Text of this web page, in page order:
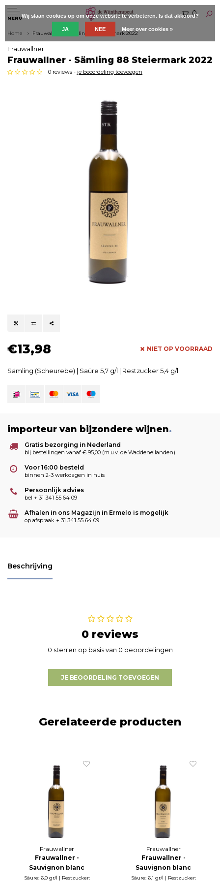
MENU
0
Home Frauwallner - Sämling 88 Steiermark 2022
Frauwallner
Frauwallner - Sämling 88 Steiermark 2022
0 reviews - je beoordeling toevoegen
€13,98 NIET OP VOORRAAD
Sämling (Scheurebe) | Saüre 5,7 g/l | Restzucker 5,4 g/l
importeur van bijzondere wijnen.
Gratis bezorging in Nederland
bij bestellingen vanaf € 95,00 (m.u.v. de Waddeneilanden)
Voor 16:00 besteld
binnen 2-3 werkdagen in huis
Persoonlijk advies
bel + 31 341 55 64 09
Afhalen in ons Magazijn in Ermelo is mogelijk
op afspraak + 31 341 55 64 09
Beschrijving
0 reviews
0 sterren op basis van 0 beoordelingen
JE BEOORDELING TOEVOEGEN
Gerelateerde producten
Frauwallner
Frauwallner -
Sauvignon blanc
Vulkanland
Säure: 6,0 gr/l | Restzucker:
Frauwallner
Frauwallner -
Sauvignon blanc
Straden 2021
Säure: 6,1 gr/l | Restzucker:
Wij slaan cookies op om onze website te verbeteren. Is dat akkoord?
JA NEE Meer over cookies »